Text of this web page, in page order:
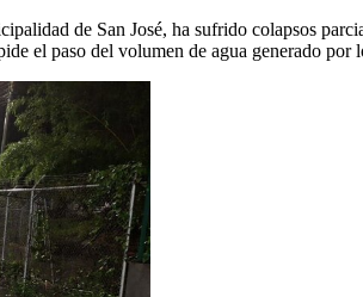
de San José, ​ha sufrido colapsos
el paso del volumen de agua generado por